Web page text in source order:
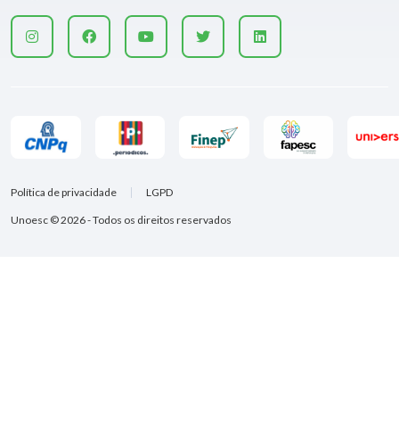
Unoesc © 2026 - Todos os direitos reservados
Política de privacidade LGPD